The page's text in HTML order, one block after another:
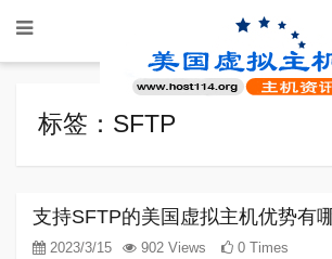
标签：SFTP
支持SFTP的美国虚拟主机优势有
2023/3/15 902 Views
0 Times